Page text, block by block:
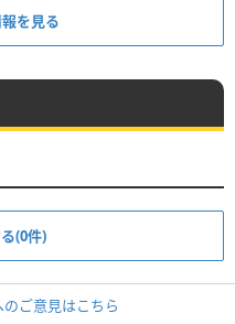
を見る
(0件)
ご意見はこちら